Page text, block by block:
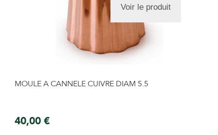
Voir le produit
MOULE A CANNELE CUIVRE DIAM 5.5
40,00 €